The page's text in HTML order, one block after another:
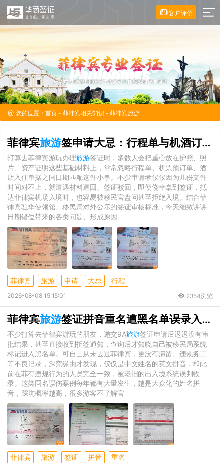
客户评价
您的位置： 首页 - 菲律宾相关知识 - 菲律宾旅游
菲律宾旅游签申请大忌：行程单与机酒订单日期错位隐患全解析
打算去菲律宾游玩办理旅游签证时，多数人会把重心放在护照、照
片、资产证明这些基础材料上，常常忽略行程单、机票预订单、酒
店入住单据之间日期匹配这件小事。不少申请者仅仅因为几份文件
时间对不上，就遭遇材料退回、签证驳回，即便侥幸拿到签证，抵
达菲律宾机场入境时，也容易被移民官盘问甚至拒绝入境。结合菲
律宾驻华使领馆、移民局对外公示的签证审核标准，今天细致讲讲
日期错位带来的各类问题、形成原因
菲律宾 旅游 申请 大忌 行程
2026-08-08 15:15:01 2354浏览
菲律宾旅游签证拼音重名遭黑名单误录入？成因、核验与正规解决办法
不少打算去菲律宾游玩的朋友，递交9A旅游签证申请后迟迟没有审
批结果，甚至直接收到拒签通知，查询后才知晓自己被移民局系统
标记进入黑名单。可自己从未去过菲律宾，更没有滞留、违规务工
等不良记录，深究缘由才发现，仅仅是中文姓名的英文拼音，和此
前在菲有违规行为的人员完全一致，被老旧的出入境系统误判收
录。这类同名误伤案例每年都有大量发生，越是大众化的姓名拼
音，踩坑概率越高，很多游客不了解官
菲律宾 旅游 签证 拼音 重名